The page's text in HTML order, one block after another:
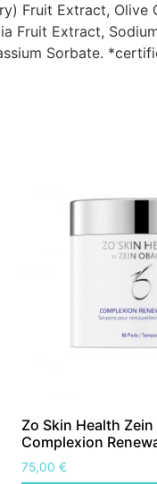
Fruit Extract, Olive
Fruit Extract,
Sorbate.
Zo Skin Health Zein
Сomplexion
75,00 €